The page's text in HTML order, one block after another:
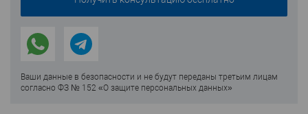
Ваши данные в безопасности и не будут переданы третьим лицам
согласно ФЗ № 152 «О защите персональных данных»